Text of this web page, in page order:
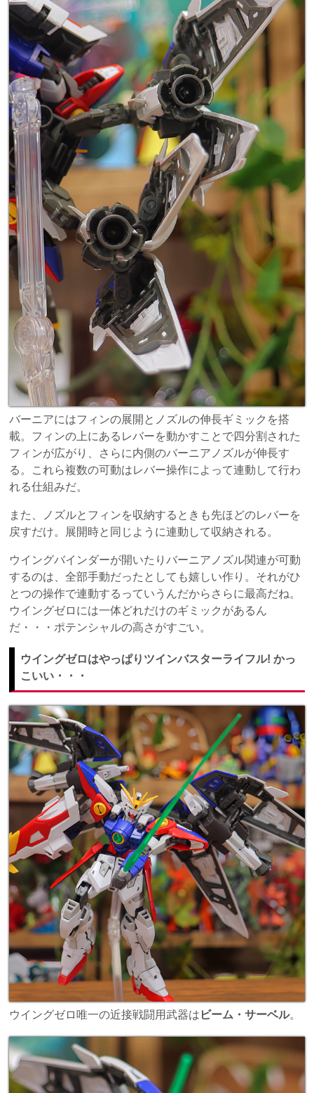
バーニアにはフィンの展開とノズルの伸長ギミックを搭
載。フィンの上にあるレバーを動かすことで四分割された
フィンが広がり、さらに内側のバーニアノズルが伸長す
る。これら複数の可動はレバー操作によって連動して行わ
れる仕組みだ。
また、ノズルとフィンを収納するときも先ほどのレバーを
戻すだけ。展開時と同じように連動して収納される。
ウイングバインダーが開いたりバーニアノズル関連が可動
するのは、全部手動だったとしても嬉しい作り。それがひ
とつの操作で連動するっていうんだからさらに最高だね。
ウイングゼロには一体どれだけのギミックがあるん
だ・・・ポテンシャルの高さがすごい。
ウイングゼロはやっぱりツインバスターライフル! かっ
こいい・・・
ウイングゼロ唯一の近接戦闘用武器は ビーム・サーベル。